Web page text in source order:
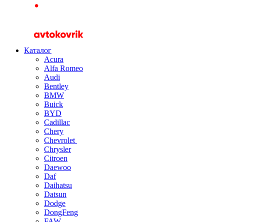
Каталог
Acura
Alfa Romeo
Audi
Bentley
BMW
Buick
BYD
Cadillac
Chery
Chevrolet
Chrysler
Citroen
Daewoo
Daf
Daihatsu
Datsun
Dodge
DongFeng